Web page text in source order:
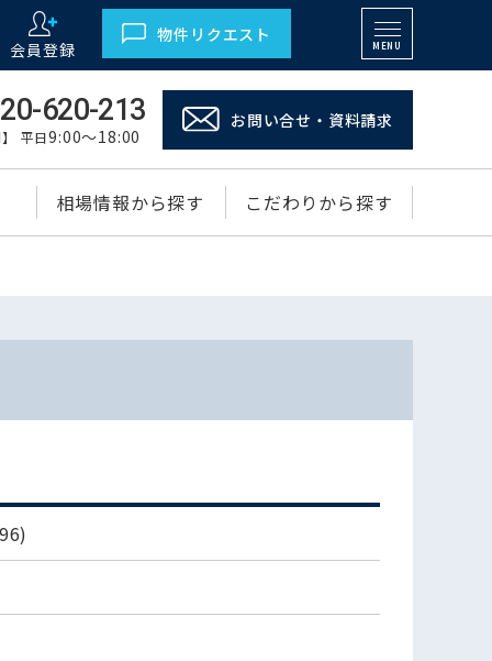
会員登録
物件リクエスト
MENU
620-213
】 平日9:00～18:00
お問い合せ・資料請求
相場情報から探す こだわりから探す